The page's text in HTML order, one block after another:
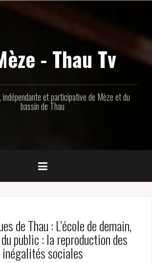
- Thau Tv
indépendante et participative de Mèze et du
bassin de Thau
de Thau : L’école de demain,
public : la reproduction des
inégalités sociales